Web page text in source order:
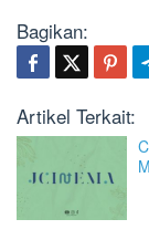
Bagikan:
Artikel Terkait: